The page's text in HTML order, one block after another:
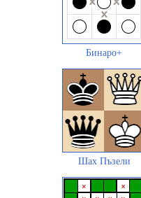
Бинаро+
Шах Пъзели